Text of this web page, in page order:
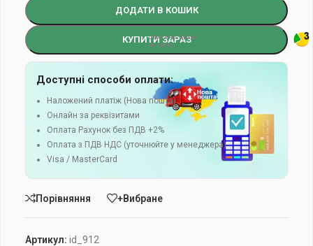
ДОДАТИ В КОШИК
КУПИТИ ЗАРАЗ
Доступні способи оплати:
Наложений платіж (Нова пошта)
Онлайн за реквізитами
Оплата Рахунок без ПДВ +2%
Оплата з ПДВ НДС (уточнюйте у менеджера)
Visa / MasterCard
Порівняння +Вибране
Артикул: id_912